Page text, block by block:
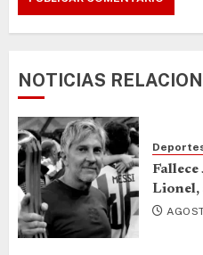
NOTICIAS
Fallece
Lionel,